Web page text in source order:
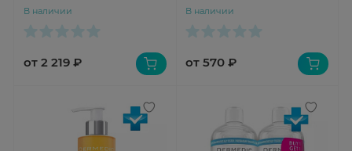
В наличии
от 2 219 ₽
15мл
В наличии
от 570 ₽